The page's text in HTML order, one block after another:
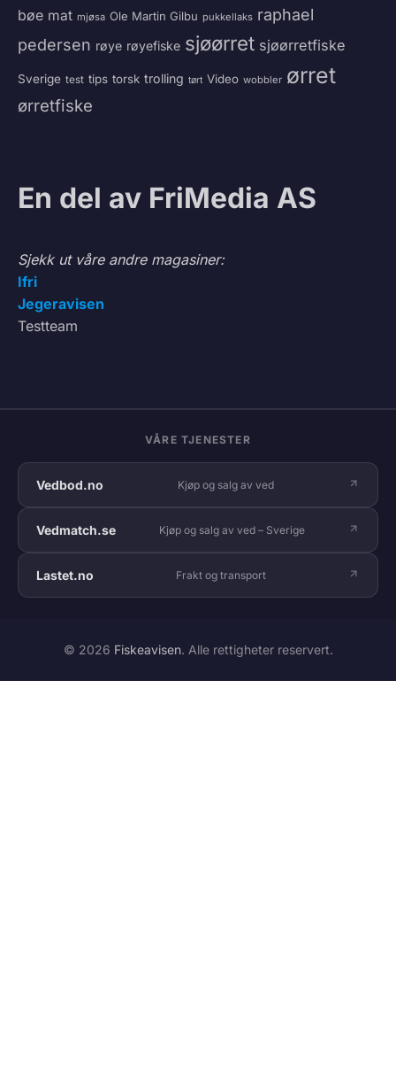
bøe mat mjøsa Ole Martin Gilbu pukkellaks raphael
pedersen røye røyefiske sjøørret sjøørretfiske
Sverige test tips torsk trolling tørt Video wobbler ørret
ørretfiske
En del av FriMedia AS
Sjekk ut våre andre magasiner:
Ifri
Jegeravisen
Testteam
VÅRE TJENESTER
Vedbod.no Kjøp og salg av ved
Vedmatch.se Kjøp og salg av ved – Sverige
Lastet.no Frakt og transport
© 2026 Fiskeavisen. Alle rettigheter reservert.